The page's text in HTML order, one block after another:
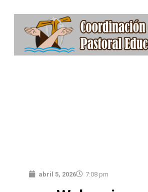
abril 5, 2026 7:08 pm